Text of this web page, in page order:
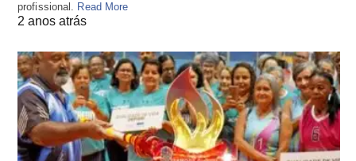
profissional. Read More
2 anos atrás